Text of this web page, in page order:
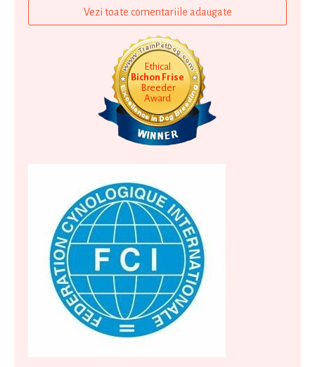
Vezi toate comentariile adaugate
Ethical
Bichon Frise
Breeder
Award